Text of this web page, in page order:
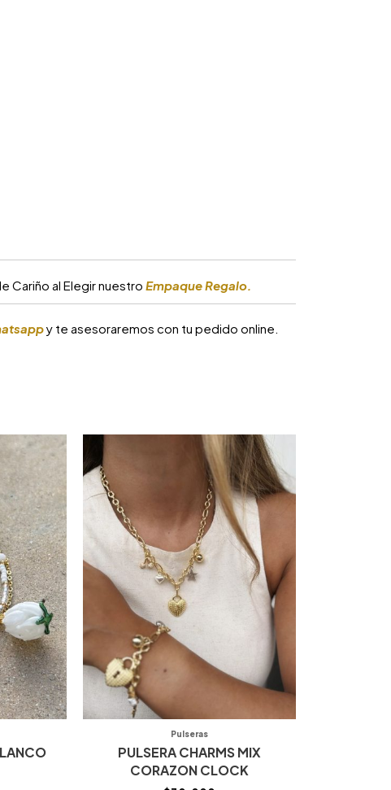
Cariño al Elegir nuestro Empaque Regalo.
y te asesoraremos con tu pedido online.
Pulseras
PULSERA CHARMS MIX
CORAZON CLOCK